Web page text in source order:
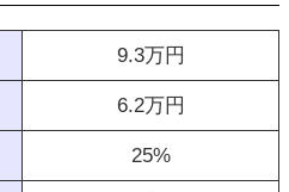
9.3万円
6.2万円
25%